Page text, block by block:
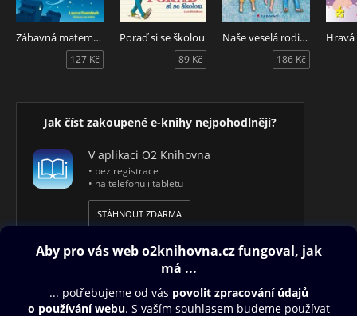
Zábavná matematika pod polštář
127 Kč
Poraď si se školou
89 Kč
Naše veselá rodina/Our Merry Family
186 Kč
Jak číst zakoupené e-knihy nejpohodlněji?
V aplikaci O2 Knihovna
• bez registrace
• na telefonu i tabletu
STÁHNOUT ZDARMA
Obsah ke stažení